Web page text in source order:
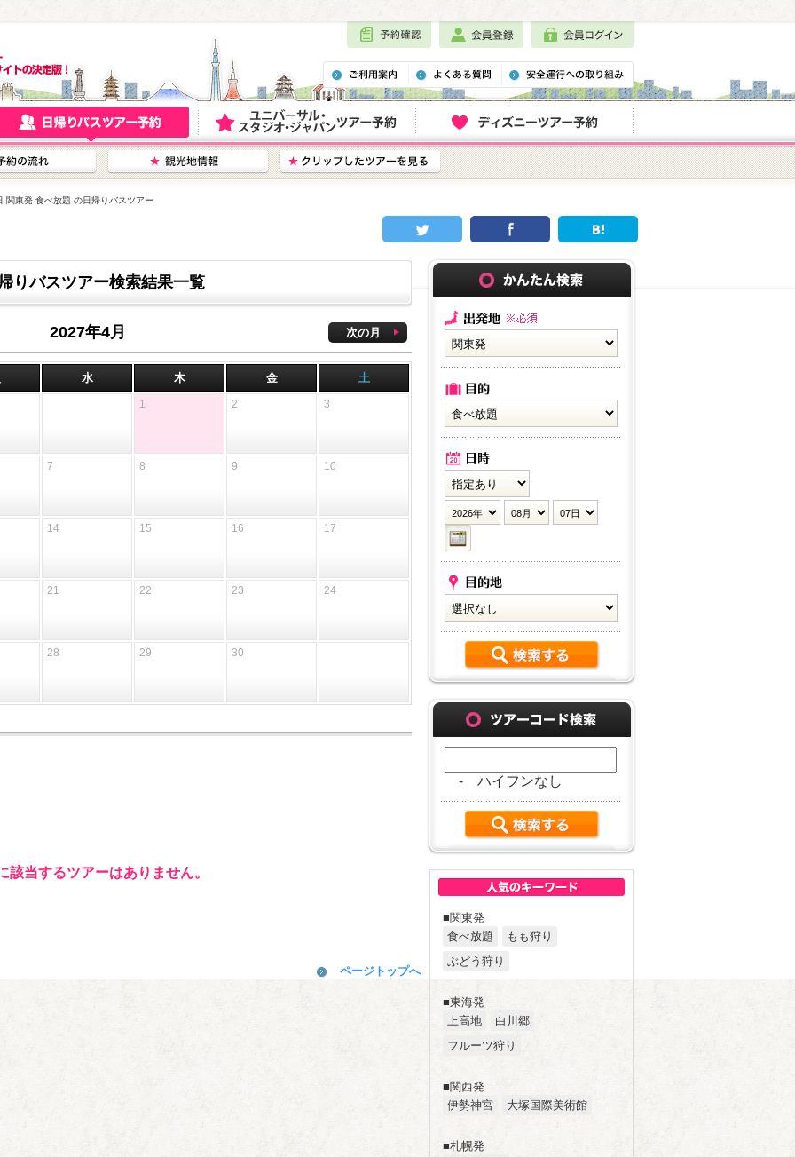
関東発 食べ放題 の日帰りバスツアー
- ハイフンなし
■関東発
食べ放題
もも狩り
ぶどう狩り
■東海発
上高地
白川郷
フルーツ狩り
■関西発
伊勢神宮
大塚国際美術館
■札幌発
りバスツアー検索結果一覧
次の月
2027年4月
水 木 金 土
1 2 3
7 8 9 10
14 15 16 17
21 22 23 24
28 29 30
該当するツアーはありません。
ページトップへ